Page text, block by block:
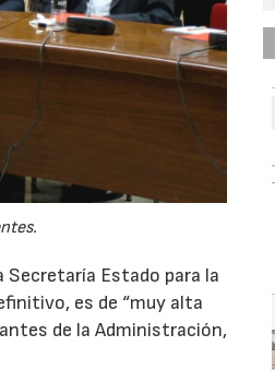
Secretaría Estado para la
es de “muy alta
de la Administración,